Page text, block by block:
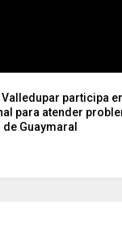
participa
para atender
Guaymaral